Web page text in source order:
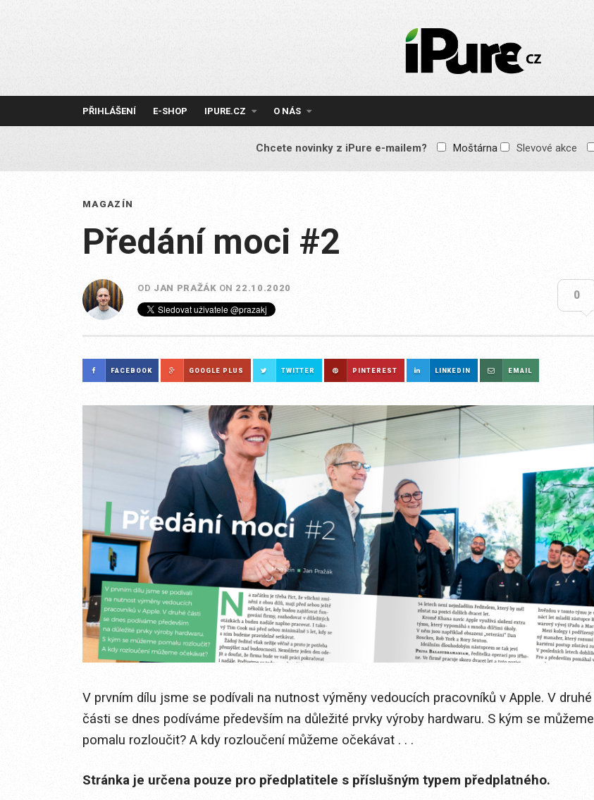
IPURE.CZ
Prémiový Apple e-
reklamy, žádné
obsah pro všechny
PŘIHLÁŠENÍ E-SHOP IPURE.CZ O NÁS
Chcete novinky z iPure e-mailem? Moštárna Slevové akce
MAGAZÍN
Předání moci #2
OD JAN PRAŽÁK ON 22.10.2020
0
FACEBOOK GOOGLE PLUS TWITTER PINTEREST LINKEDIN EMAIL
V prvním dílu jsme se podívali na nutnost výměny vedoucích pracovníků v Apple. V druhé
části se dnes podíváme především na důležité prvky výroby hardwaru. S kým se můžeme
pomalu rozloučit? A kdy rozloučení můžeme očekávat . . .
Stránka je určena pouze pro předplatitele s příslušným typem předplatného.